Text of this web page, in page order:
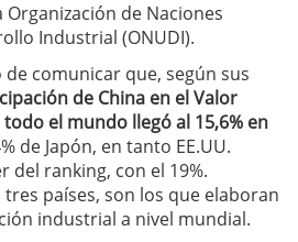
Organización de Naciones
Industrial (ONUDI).
de comunicar que, según sus
de China en el Valor
el mundo llegó al 15,6% en
de Japón, en tanto EE.UU.
del ranking, con el 19%.
países, son los que elaboran
industrial a nivel mundial.